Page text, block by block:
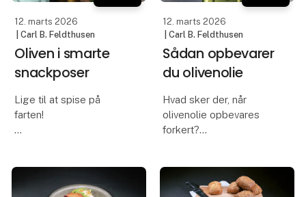
12. marts 2026
| Carl B. Feldthusen
Oliven i smarte
snackposer
Lige til at spise på
farten!
bid. Samme enestående
12. marts 2026
| Carl B. Feldthusen
Sådan opbevarer
du olivenolie
Hvad sker der, når
olivenolie opbevares
forkert?
af mange danskeres
køkken – og med god